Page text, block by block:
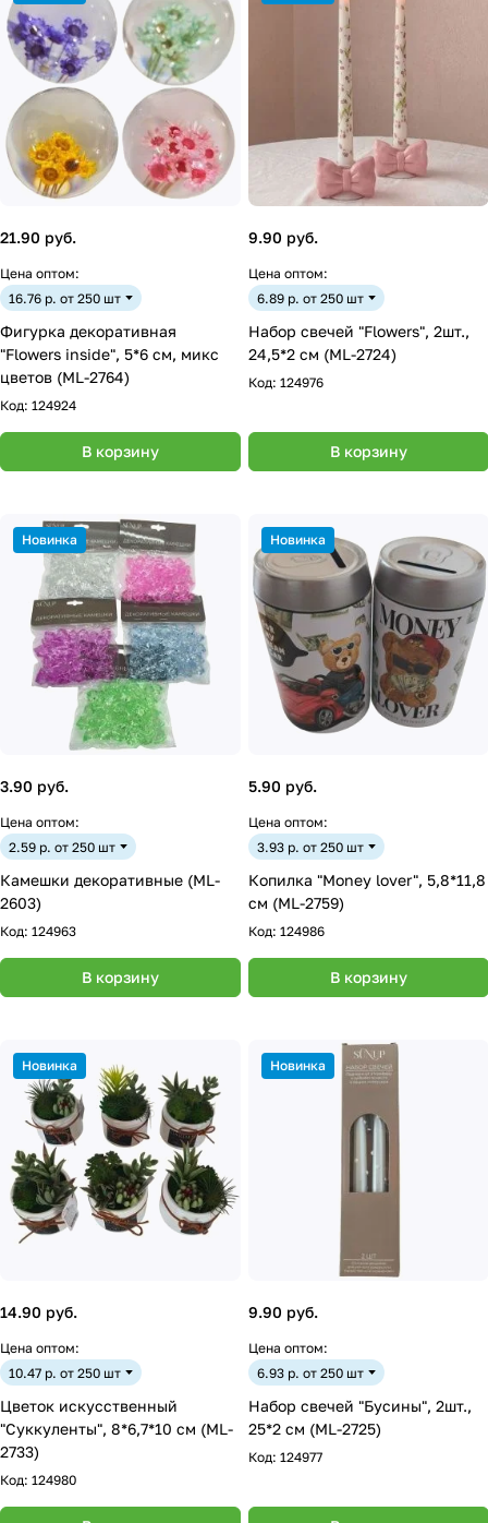
21.90 руб.
Цена оптом:
16.76 р. от 250 шт
Фигурка декоративная
"Flowers inside", 5*6 см, микс
цветов (ML-2764)
Код: 124924
В корзину
9.90 руб.
Цена оптом:
6.89 р. от 250 шт
Набор свечей "Flowers", 2шт.,
24,5*2 см (ML-2724)
Код: 124976
В корзину
Новинка
3.90 руб.
Цена оптом:
2.59 р. от 250 шт
Камешки декоративные (ML-
2603)
Код: 124963
В корзину
Новинка
5.90 руб.
Цена оптом:
3.93 р. от 250 шт
Копилка "Money lover", 5,8*11,8
см (ML-2759)
Код: 124986
В корзину
Новинка
14.90 руб.
Цена оптом:
10.47 р. от 250 шт
Цветок искусственный
"Суккуленты", 8*6,7*10 см (ML-
2733)
Код: 124980
Новинка
9.90 руб.
Цена оптом:
6.93 р. от 250 шт
Набор свечей "Бусины", 2шт.,
25*2 см (ML-2725)
Код: 124977